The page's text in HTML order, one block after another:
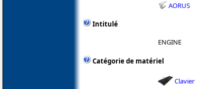
AORUS
Intitulé
ENGINE
Catégorie de matériel
Clavier